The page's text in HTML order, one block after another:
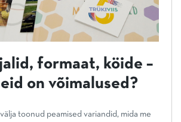
formaat, köide –
on võimalused?
toonud peamised variandid, mida me